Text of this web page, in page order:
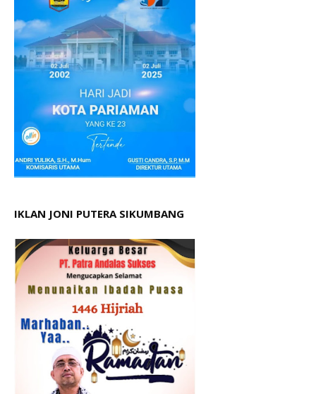
IKLAN JONI PUTERA SIKUMBANG